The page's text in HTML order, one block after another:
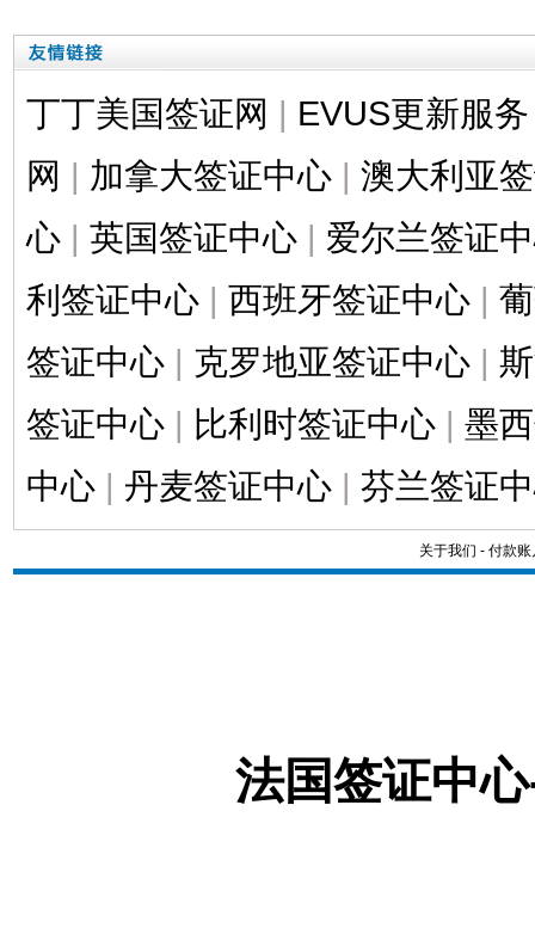
丁丁美国签证网 | EVUS更新服务
网 | 加拿大签证中心 | 澳大利亚
心 | 英国签证中心 | 爱尔兰签证
利签证中心 | 西班牙签证中心 |
签证中心 | 克罗地亚签证中心 |
签证中心 | 比利时签证中心 | 墨
中心 | 丹麦签证中心 | 芬兰签证
关于我们 - 付款账
法国签证中